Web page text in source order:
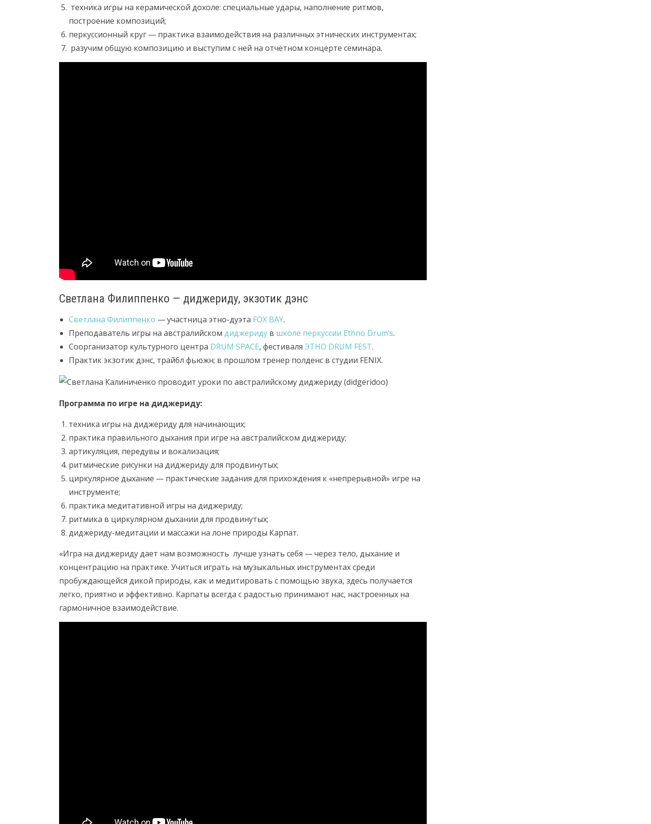
техника игры на керамической дохоле: специальные удары, наполнение ритмов,
построение композиций;
перкуссионный круг — практика взаимодействия на различных этнических инструментах;
разучим общую композицию и выступим с ней на отчётном концерте семинара.
Светлана Филиппенко — диджериду, экзотик дэнс
Светлана Филиппенко — участница этно-дуэта FOX BAY.
Преподаватель игры на австралийском диджериду в школе перкуссии Ethno Drum’s.
Соорганизатор культурного центра DRUM SPACE, фестиваля ЭТНО DRUM FEST.
Практик экзотик дэнс, трайбл фьюжн; в прошлом тренер полденс в студии FENIX.
Программа по игре на диджериду:
техника игры на диджериду для начинающих;
практика правильного дыхания при игре на австралийском диджериду;
артикуляция, передувы и вокализация;
ритмические рисунки на диджериду для продвинутых;
циркулярное дыхание — практические задания для прихождения к «непрерывной» игре на
инструменте;
практика медитативной игры на диджериду;
ритмика в циркулярном дыхании для продвинутых;
диджериду-медитации и массажи на лоне природы Карпат.
«Игра на диджериду дает нам возможность лучше узнать себя — через тело, дыхание и
концентрацию на практике. Учиться играть на музыкальных инструментах среди
пробуждающейся дикой природы, как и медитировать с помощью звука, здесь получается
легко, приятно и эффективно. Карпаты всегда с радостью принимают нас, настроенных на
гармоничное взаимодействие.